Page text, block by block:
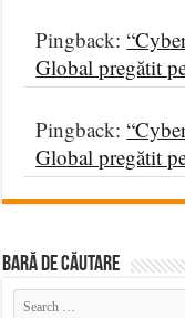
Pingback:
Global pregătit
Pingback:
Global pregătit
BARĂ DE CĂUTARE